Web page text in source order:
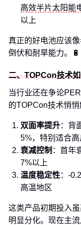
高效半片太阳能
以上
真正的好电池应该
倒伏和耐旱能力。🔋
二、TOPCon技术
当行业还在争论
的TOPCon技术悄悄
双面率提升：背
5%，特别适合
衰减控制 ：首年
7%以上
温度稳定性：-
高温地区
这类产品初期投入
明显分化。现在主